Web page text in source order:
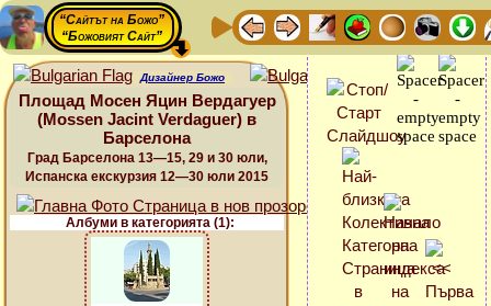
“Сайтът на Божо”
“Божовият Сайт”
Дизайнер Божо
Площад Мосен Яцин Вердагуер
(Mossen Jacint Verdaguer) в
Барселона
Град Барселона 13—15, 29 и 30 юли,
Испанска екскурзия 12—30 юли 2015
Албуми в категорията (1):